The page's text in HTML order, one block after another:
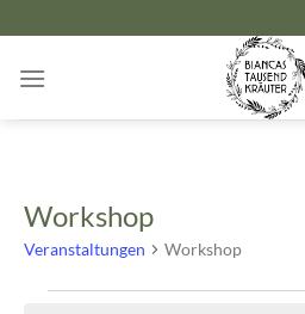
Inhalt
springen
Workshop
Veranstaltungen Workshop